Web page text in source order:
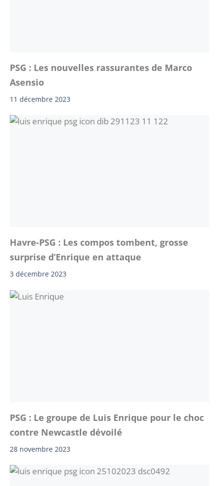
PSG : Les nouvelles rassurantes de Marco
Asensio
11 décembre 2023
Havre-PSG : Les compos tombent, grosse
surprise d’Enrique en attaque
3 décembre 2023
PSG : Le groupe de Luis Enrique pour le choc
contre Newcastle dévoilé
28 novembre 2023